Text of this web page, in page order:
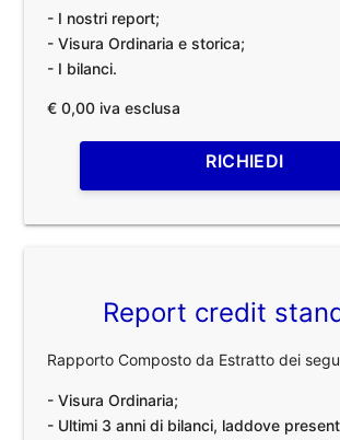
- I nostri report;
- Visura Ordinaria e storica;
- I bilanci.
€ 0,00 iva esclusa
RICHIEDI
Report credit
Rapporto Composto da Estratto dei
- Visura Ordinaria;
- Ultimi 3 anni di bilanci, laddove